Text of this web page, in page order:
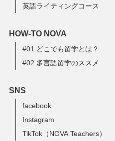
英語ライティングコース
HOW-TO NOVA
#01 どこでも留学とは？
#02 多言語留学のススメ
SNS
facebook
Instagram
TikTok（NOVA Teachers）